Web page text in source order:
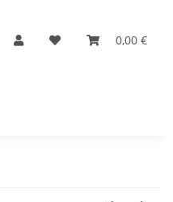
0,00 €